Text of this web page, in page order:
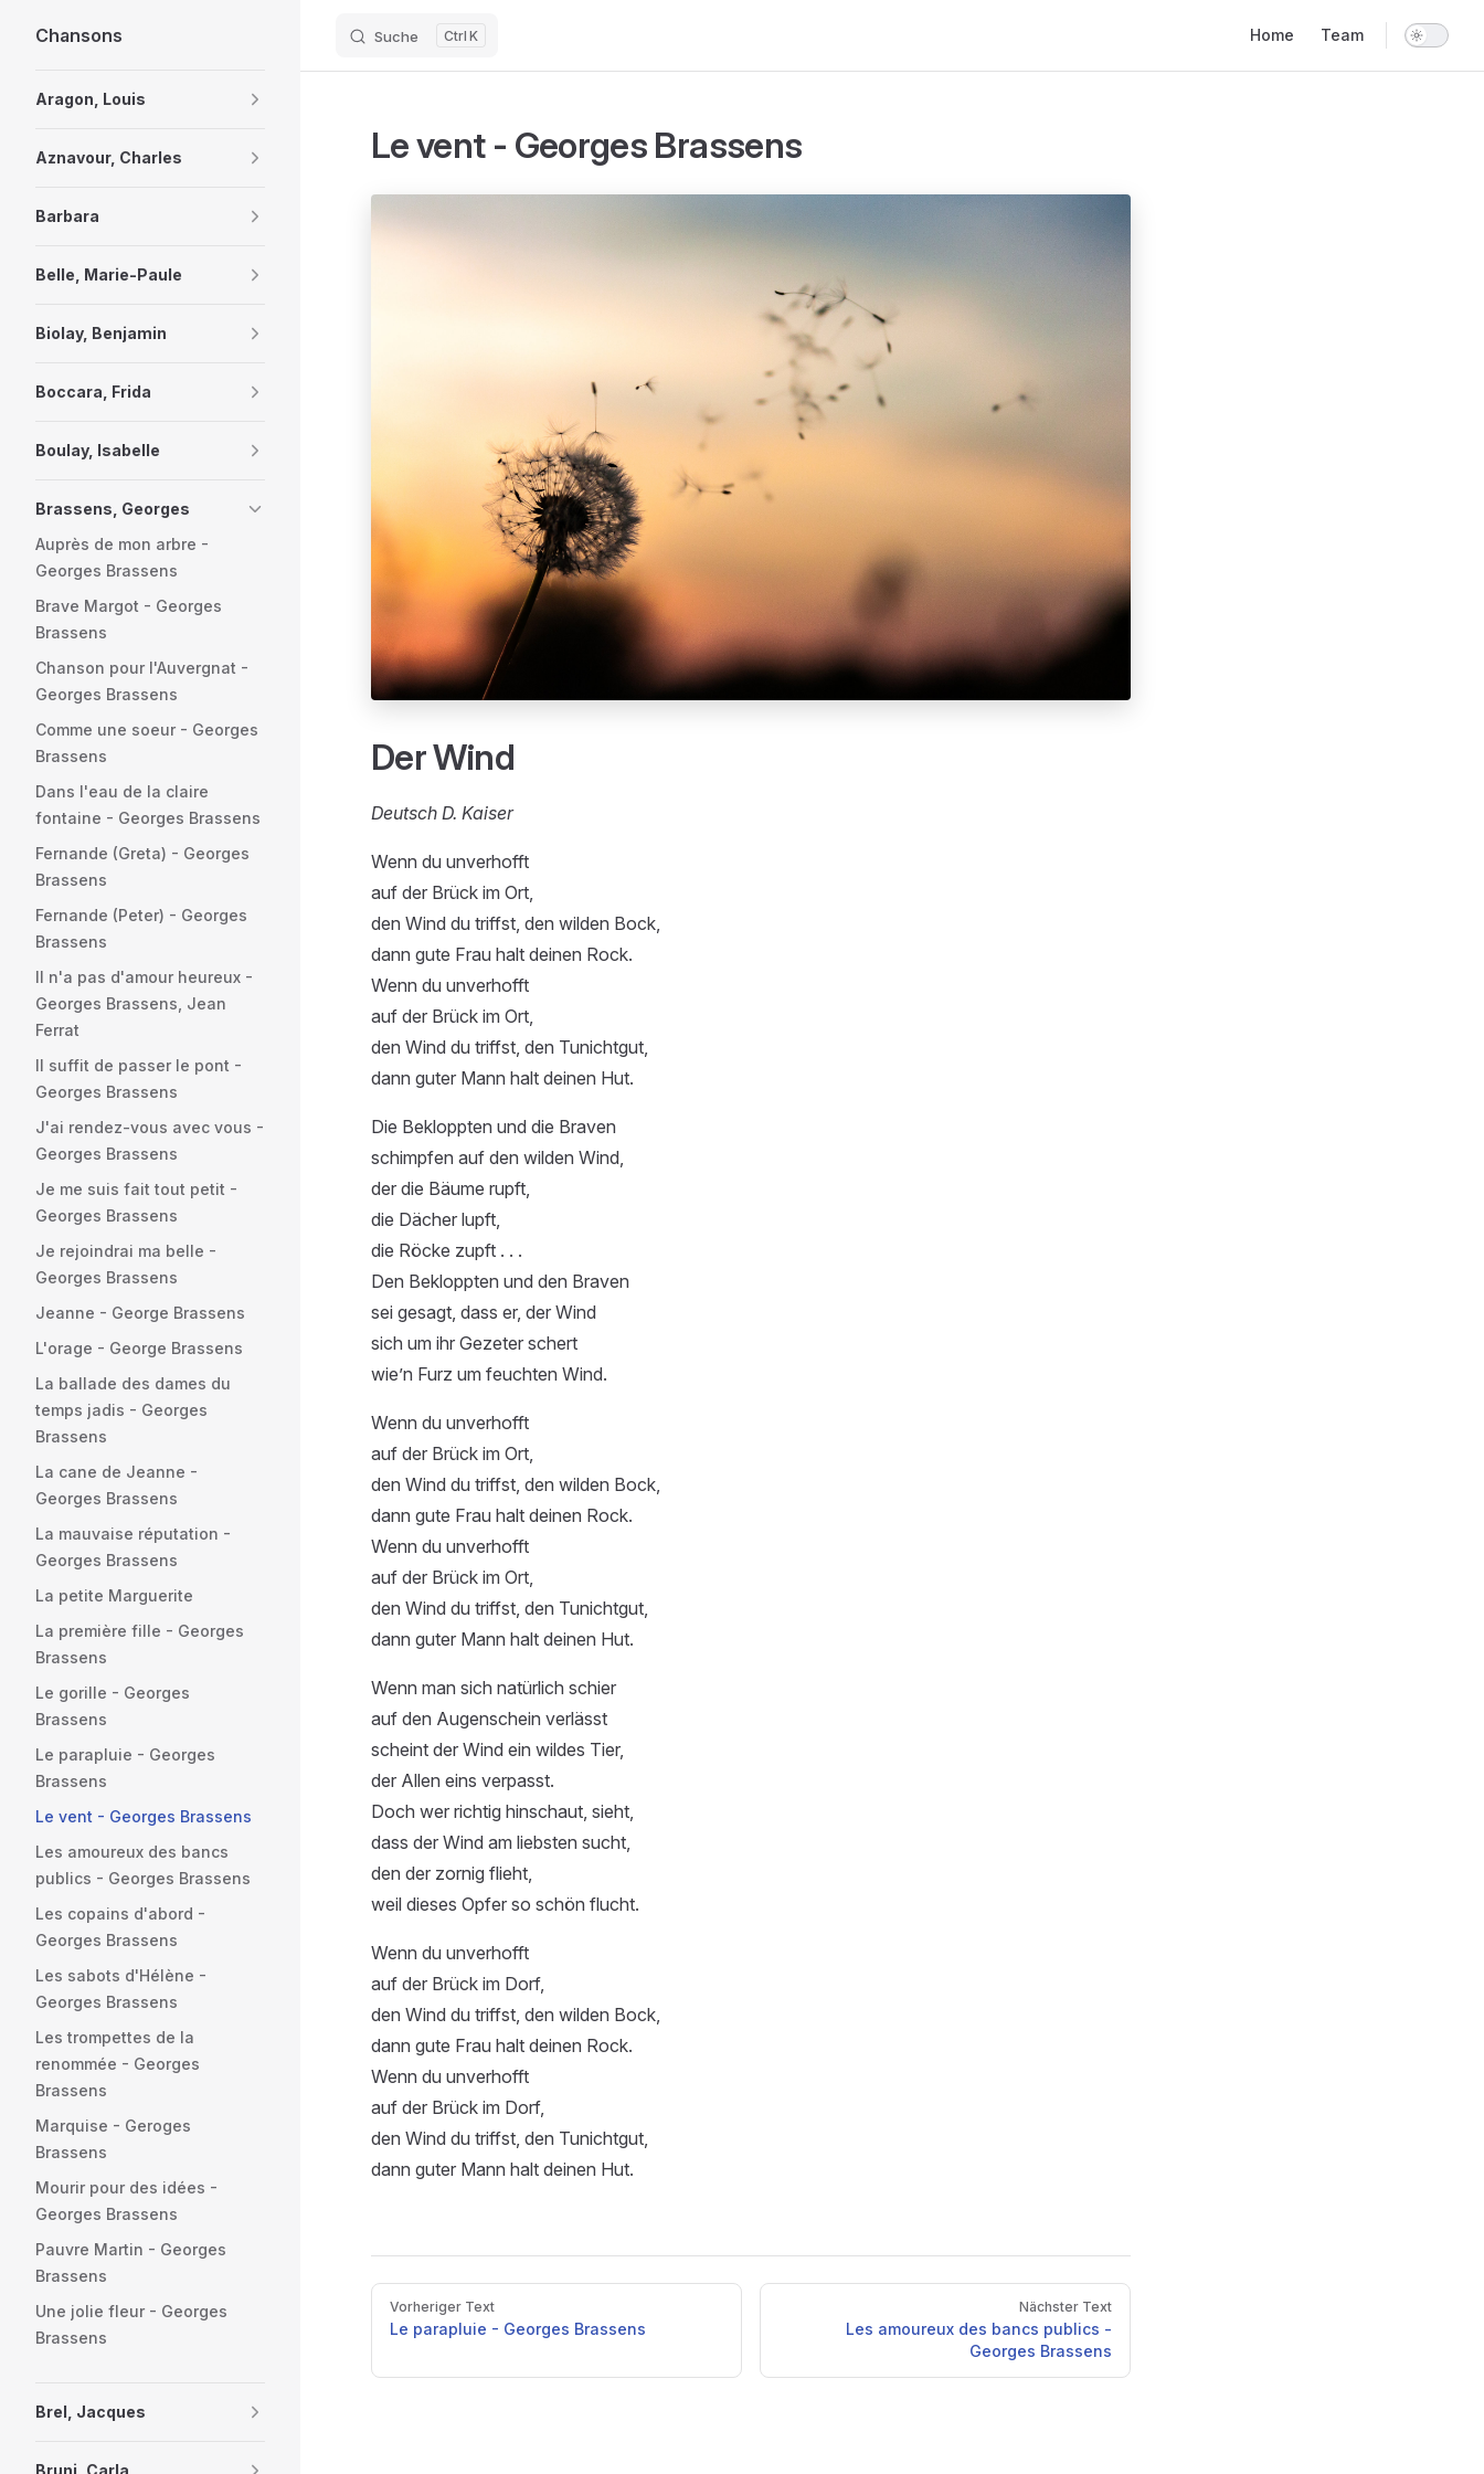
Skip to content
Chansons Suche K Home Team
Aragon, Louis
Aznavour, Charles
Barbara
Belle, Marie-Paule
Biolay, Benjamin
Boccara, Frida
Boulay, Isabelle
Brassens, Georges
Auprès de mon arbre -
Georges Brassens
Brave Margot - Georges
Brassens
Chanson pour l'Auvergnat -
Georges Brassens
Comme une soeur - Georges
Brassens
Dans l'eau de la claire
fontaine - Georges Brassens
Fernande (Greta) - Georges
Brassens
Fernande (Peter) - Georges
Brassens
Il n'a pas d'amour heureux -
Georges Brassens, Jean
Ferrat
Il suffit de passer le pont -
Georges Brassens
J'ai rendez-vous avec vous -
Georges Brassens
Je me suis fait tout petit -
Georges Brassens
Je rejoindrai ma belle -
Georges Brassens
Jeanne - George Brassens
L'orage - George Brassens
La ballade des dames du
temps jadis - Georges
Brassens
La cane de Jeanne -
Georges Brassens
La mauvaise réputation -
Georges Brassens
La petite Marguerite
La première fille - Georges
Brassens
Le gorille - Georges
Brassens
Le parapluie - Georges
Brassens
Le vent - Georges Brassens
Les amoureux des bancs
publics - Georges Brassens
Les copains d'abord -
Georges Brassens
Les sabots d'Hélène -
Georges Brassens
Les trompettes de la
renommée - Georges
Brassens
Marquise - Geroges
Brassens
Mourir pour des idées -
Georges Brassens
Pauvre Martin - Georges
Brassens
Une jolie fleur - Georges
Brassens
Brel, Jacques
Bruni, Carla
Le vent - Georges Brassens
Der Wind
Deutsch D. Kaiser
Wenn du unverhofft
auf der Brück im Ort,
den Wind du triffst, den wilden Bock,
dann gute Frau halt deinen Rock.
Wenn du unverhofft
auf der Brück im Ort,
den Wind du triffst, den Tunichtgut,
dann guter Mann halt deinen Hut.
Die Bekloppten und die Braven
schimpfen auf den wilden Wind,
der die Bäume rupft,
die Dächer lupft,
die Röcke zupft . . .
Den Bekloppten und den Braven
sei gesagt, dass er, der Wind
sich um ihr Gezeter schert
wie’n Furz um feuchten Wind.
Wenn du unverhofft
auf der Brück im Ort,
den Wind du triffst, den wilden Bock,
dann gute Frau halt deinen Rock.
Wenn du unverhofft
auf der Brück im Ort,
den Wind du triffst, den Tunichtgut,
dann guter Mann halt deinen Hut.
Wenn man sich natürlich schier
auf den Augenschein verlässt
scheint der Wind ein wildes Tier,
der Allen eins verpasst.
Doch wer richtig hinschaut, sieht,
dass der Wind am liebsten sucht,
den der zornig flieht,
weil dieses Opfer so schön flucht.
Wenn du unverhofft
auf der Brück im Dorf,
den Wind du triffst, den wilden Bock,
dann gute Frau halt deinen Rock.
Wenn du unverhofft
auf der Brück im Dorf,
den Wind du triffst, den Tunichtgut,
dann guter Mann halt deinen Hut.
Pager
Vorheriger Text
Le parapluie - Georges Brassens
Nächster Text
Les amoureux des bancs publics -
Georges Brassens